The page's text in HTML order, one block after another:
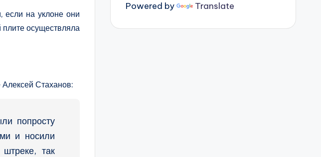
если на уклоне они
осуществляла
Стаханов:
попросту
и носили
так
Powered by Translate